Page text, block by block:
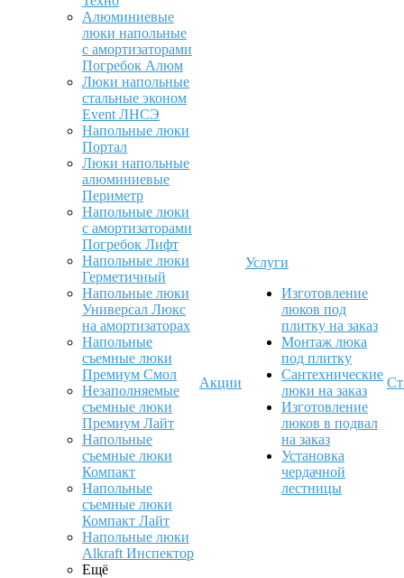
Алюминиевые
люки напольные
с амортизаторами
Погребок Алюм
Люки напольные
стальные эконом
Event ЛНСЭ
Напольные люки
Портал
Люки напольные
алюминиевые
Периметр
Напольные люки
с амортизаторами
Погребок Лифт
Напольные люки
Герметичный
Напольные люки
Универсал Люкс
на амортизаторах
Напольные
съемные люки
Премиум Смол
Незаполняемые
съемные люки
Премиум Лайт
Напольные
съемные люки
Компакт
Напольные
съемные люки
Компакт Лайт
Напольные люки
Alkraft Инспектор
Ещё
Акции
Услуги
Изготовление
люков под
плитку на заказ
Монтаж люка
под плитку
Сантехнические
люки на заказ
Изготовление
люков в подвал
на заказ
Установка
чердачной
лестницы